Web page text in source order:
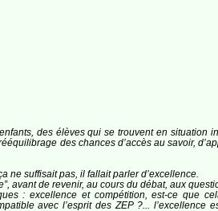
des élèves qui se trouvent en situation
des chances d’accès au savoir,
ne suffisait pas, il fallait parler d’excellence.
avant de revenir, au cours du débat, aux
: excellence et compétition, est-ce que
avec l’esprit des ZEP ?... l’excellence